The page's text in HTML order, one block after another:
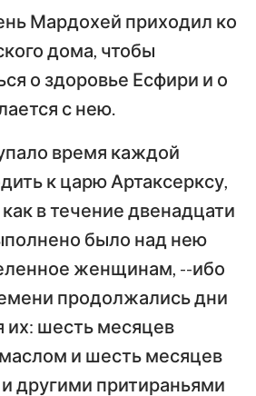
Мардохей приходил ко
дома, чтобы
о здоровье Есфири и о
с нею.
время каждой
к царю Артаксерксу,
как в течение двенадцати
было над нею
женщинам, --ибо
продолжались дни
их: шесть месяцев
и шесть месяцев
другими притираньями